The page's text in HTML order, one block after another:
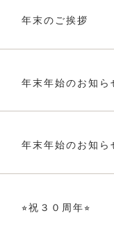
年末のご挨拶
年末年始のお知ら
年末年始のお知ら
⭐︎祝３０周年⭐︎